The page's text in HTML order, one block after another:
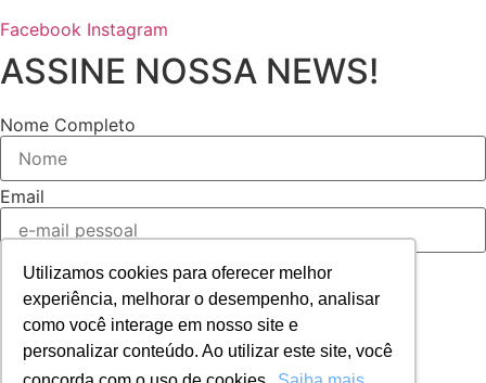
Utilizamos cookies para oferecer melhor
experiência, melhorar o desempenho, analisar
como você interage em nosso site e
personalizar conteúdo. Ao utilizar este site, você
Facebook Instagram
ASSINE NOSSA NEWS!
Nome Completo
Email
ENVIAR
© 2026 Todos os direitos
reservados | WERNER